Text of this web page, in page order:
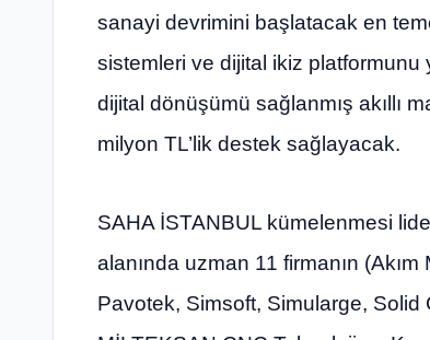
sanayi devrimini başlatacak en
sistemleri ve dijital ikiz
dijital dönüşümü sağlanmış akıllı
milyon TL’lik destek sağlayacak.
SAHA İSTANBUL kümelenmesi
alanında uzman 11 firmanın
Pavotek, Simsoft, Simularge, Solid